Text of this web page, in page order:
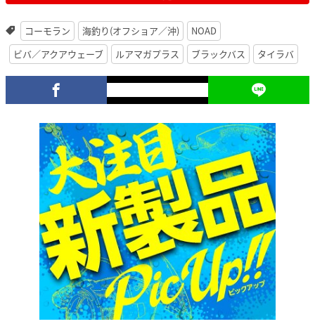
コーモラン 海釣り(オフショア／沖)
NOAD
ビバ／アクアウェーブ
ルアマガプラス ブラックバス タイラバ